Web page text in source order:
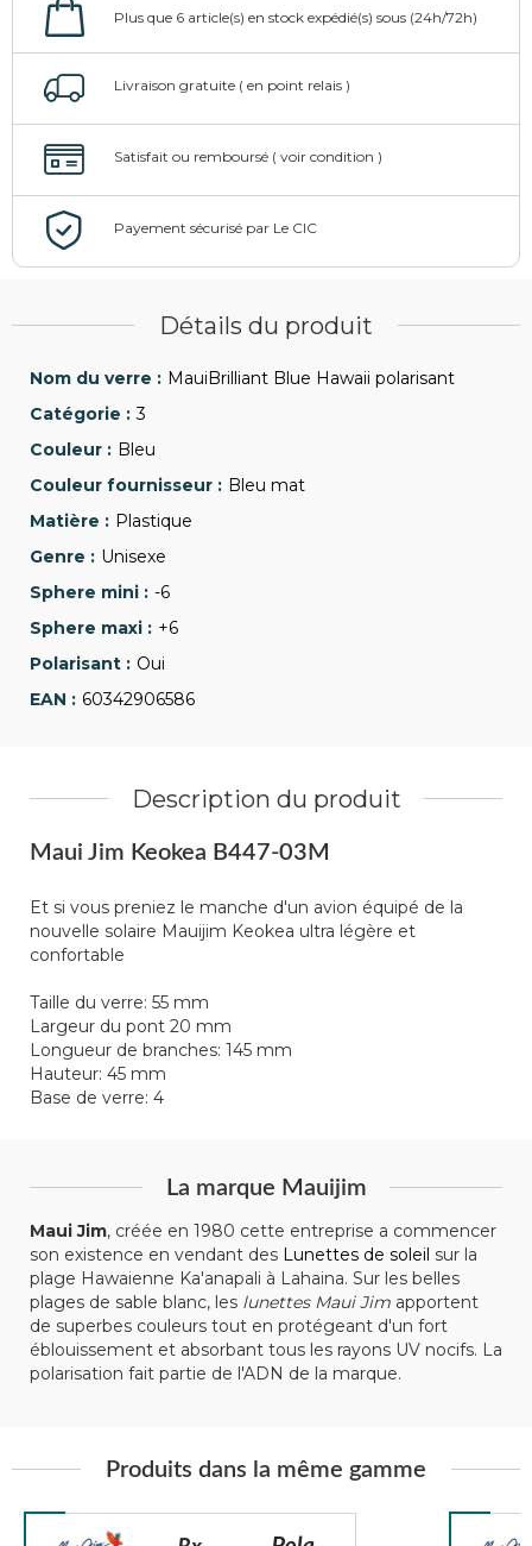
Détails du produit
MauiBrilliant Blue Hawaii polarisant
3
Bleu
Bleu mat
Plastique
Unisexe
-6
+6
Oui
60342906586
Description du produit
Maui Jim Keokea B447-03M
Et si vous preniez le manche d'un avion équipé de la
nouvelle solaire Mauijim Keokea ultra légère et
confortable
Taille du verre: 55 mm
Largeur du pont 20 mm
Longueur de branches: 145 mm
Hauteur: 45 mm
Base de verre: 4
La marque Mauijim
Maui Jim, créée en 1980 cette entreprise a commencer
son existence en vendant des Lunettes de soleil sur la
plage Hawaienne Ka'anapali à Lahaina. Sur les belles
plages de sable blanc, les lunettes Maui Jim apportent
de superbes couleurs tout en protégeant d'un fort
éblouissement et absorbant tous les rayons UV nocifs. La
polarisation fait partie de l'ADN de la marque.
Produits dans la même gamme